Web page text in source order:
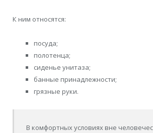
К ним относятся:
посуда;
полотенца;
сиденье унитаза;
банные принадлежности;
грязные руки.
В комфортных условиях вне